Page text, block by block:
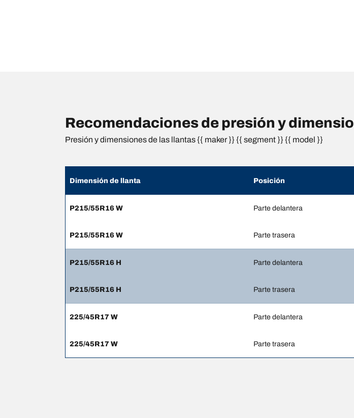
Recomendaciones de presión y
Presión y dimensiones de las llantas {{ maker }} {{ segment }} {{ model }}
Dimensión de llanta Posición
P215/55R16 W Parte delantera
P215/55R16 W Parte trasera
P215/55R16 H Parte delantera
P215/55R16 H Parte trasera
225/45R17 W Parte delantera
225/45R17 W Parte trasera